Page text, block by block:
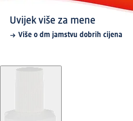
Uvijek više za mene
Više o dm jamstvu dobrih cijena